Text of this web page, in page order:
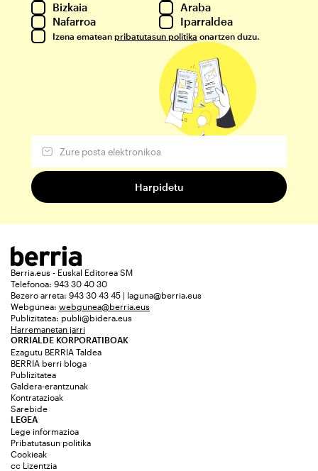
Bizkaia
Araba
Nafarroa
Iparraldea
Izena ematean pribatutasun politika onartzen duzu.
Berria.eus - Euskal Editorea SM
Telefonoa: 943 30 40 30
Bezero arreta: 943 30 43 45 | laguna@berria.eus
Webgunea: webgunea@berria.eus
Publizitatea: publi@bidera.eus
Harremanetan jarri
ORRIALDE KORPORATIBOAK
Ezagutu BERRIA Taldea
BERRIA berri bloga
Publizitatea
Galdera-erantzunak
Kontratazioak
Sarebide
LEGEA
Lege informazioa
Pribatutasun politika
Cookieak
cc Lizentzia